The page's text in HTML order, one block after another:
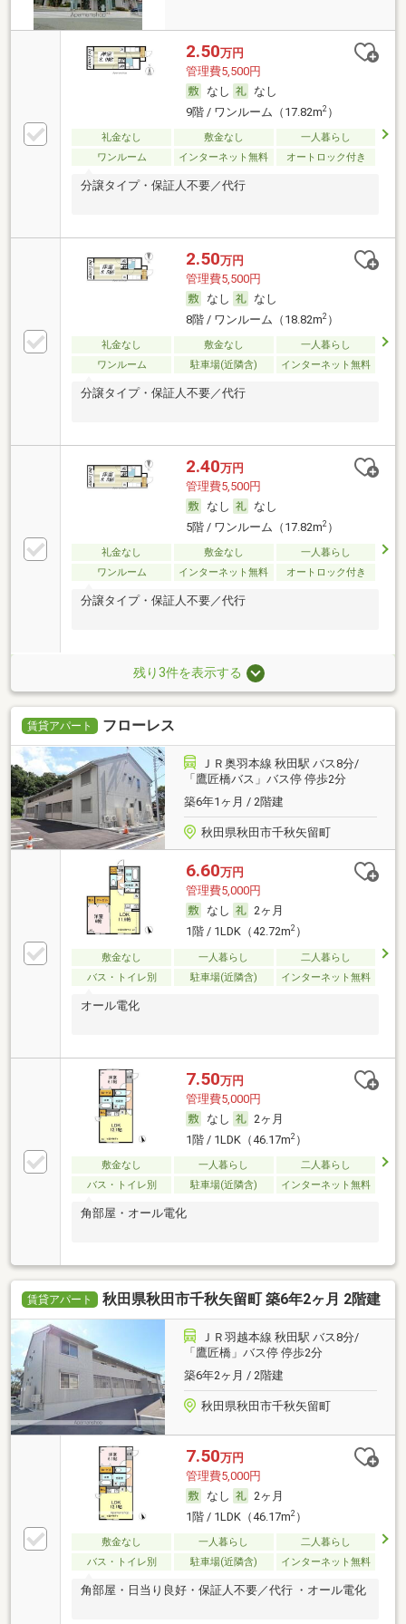
2.50万円
管理費5,500円
なし
なし
9階 / ワンルーム（17.82m2）
礼金なし 敷金なし
一人暮らし
ワンルーム
インターネット無料 オートロック付き
分譲タイプ・保証人不要／代行
2.50万円
管理費5,500円
なし
なし
8階 / ワンルーム（18.82m2）
礼金なし 敷金なし
一人暮らし
ワンルーム
駐車場(近隣含) インターネット無料
分譲タイプ・保証人不要／代行
2.40万円
管理費5,500円
なし
なし
5階 / ワンルーム（17.82m2）
礼金なし 敷金なし
一人暮らし
ワンルーム
インターネット無料 オートロック付き
分譲タイプ・保証人不要／代行
残り3件を表示する
賃貸アパート フローレス
ＪＲ奥羽本線 秋田駅 バス8分/
「鷹匠橋バス」バス停 停歩2分
築6年1ヶ月 / 2階建
秋田県秋田市千秋矢留町
6.60万円
管理費5,000円
なし
2ヶ月
1階 / 1LDK（42.72m2）
敷金なし 一人暮らし
二人暮らし
バス・トイレ別
駐車場(近隣含) インターネット無料
オール電化
7.50万円
管理費5,000円
なし
2ヶ月
1階 / 1LDK（46.17m2）
敷金なし 一人暮らし
二人暮らし
バス・トイレ別
駐車場(近隣含) インターネット無料
角部屋・オール電化
賃貸アパート 秋田県秋田市千秋矢留町 築6年2ヶ月 2階建
ＪＲ羽越本線 秋田駅 バス8分/
「鷹匠橋」バス停 停歩2分
築6年2ヶ月 / 2階建
秋田県秋田市千秋矢留町
7.50万円
管理費5,000円
なし
2ヶ月
1階 / 1LDK（46.17m2）
敷金なし 一人暮らし
二人暮らし
バス・トイレ別
駐車場(近隣含) インターネット無料
角部屋・日当り良好・保証人不要／代行 ・オール電化